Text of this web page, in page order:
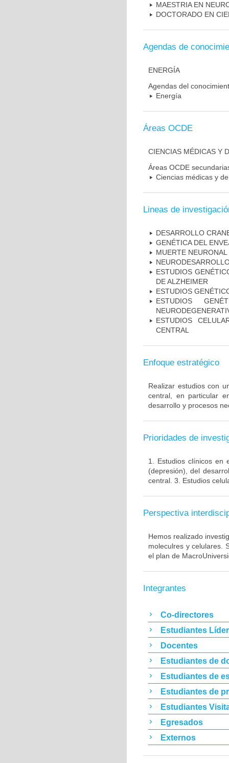
MAESTRIA EN
DOCTORADO EN
Agendas de
ENERGÍA
Agendas del
Energía
Áreas OCDE
CIENCIAS MÉDICAS Y
Áreas OCDE
Ciencias médicas y
Lineas de
DESARROLLO
GENÉTICA DEL
MUERTE
ESTUDIOS
DE ALZHEIMER
ESTUDIOS
ESTUDIOS
ESTUDIOS
CENTRAL
Enfoque estratégico
Realizar estudios con
central, en particular
desarrollo y procesos
Prioridades de
1. Estudios clínicos en
(depresión), del
central. 3. Estudios
Perspectiva
Hemos realizado
moleculres y celulares.
el plan de
Integrantes
Co-directores
Estudiantes
Docentes
Estudiantes de
Estudiantes de
Estudiantes de
Estudiantes
Egresados
Externos